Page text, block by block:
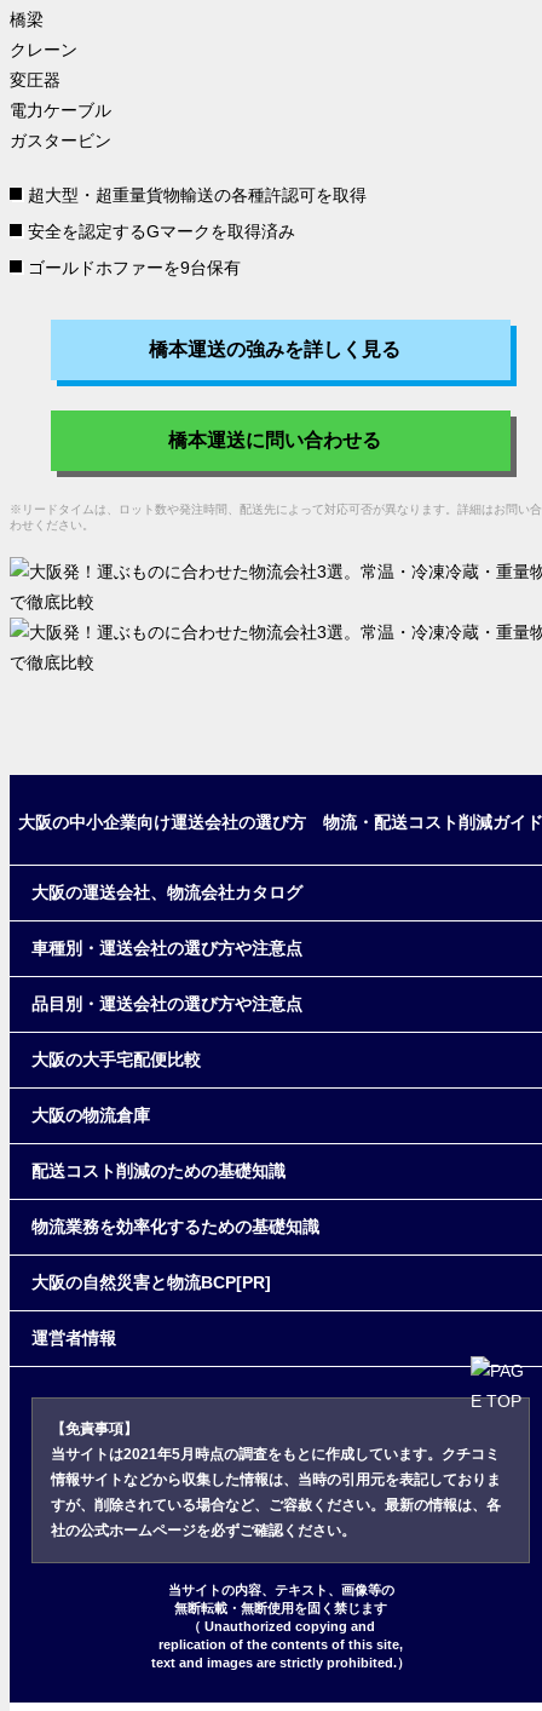
橋梁
クレーン
変圧器
電力ケーブル
ガスタービン
超大型・超重量貨物輸送の各種許認可を取得
安全を認定するGマークを取得済み
ゴールドホファーを9台保有
橋本運送の強みを詳しく見る
橋本運送に問い合わせる
※リードタイムは、ロット数や発注時間、配送先によって対応可否が異なります。詳細はお問い合
わせください。
大阪の中小企業向け運送会社の選び方 物流・配送コスト削減ガイド
大阪の運送会社、物流会社カタログ
車種別・運送会社の選び方や注意点
品目別・運送会社の選び方や注意点
大阪の大手宅配便比較
大阪の物流倉庫
配送コスト削減のための基礎知識
物流業務を効率化するための基礎知識
大阪の自然災害と物流BCP[PR]
運営者情報
【免責事項】
当サイトは2021年5月時点の調査をもとに作成しています。クチコミ
情報サイトなどから収集した情報は、当時の引用元を表記しておりま
すが、削除されている場合など、ご容赦ください。最新の情報は、各
社の公式ホームページを必ずご確認ください。
当サイトの内容、テキスト、画像等の
無断転載・無断使用を固く禁じます
（ Unauthorized copying and
replication of the contents of this site,
text and images are strictly prohibited.）